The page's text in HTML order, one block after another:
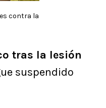
contra la
tras la lesión
suspendido